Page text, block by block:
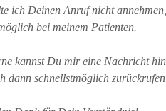
ich Deinen Anruf nicht
bei meinem Patienten.
kannst Du mir eine Nachricht
dann schnellstmöglich